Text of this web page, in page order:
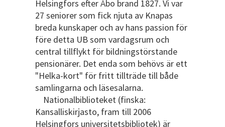
Helsingfors efter Åbo brand 1827. Vi var
27 seniorer som fick njuta av Knapas
breda kunskaper och av hans passion för
före detta UB som vardagsrum och
central tillflykt för bildningstörstande
pensionärer. Det enda som behövs är ett
"Helka-kort" för fritt tillträde till både
samlingarna och läsesalarna.
Nationalbiblioteket (finska:
Kansalliskirjasto, fram till 2006
Helsingfors universitetsbibliotek) är